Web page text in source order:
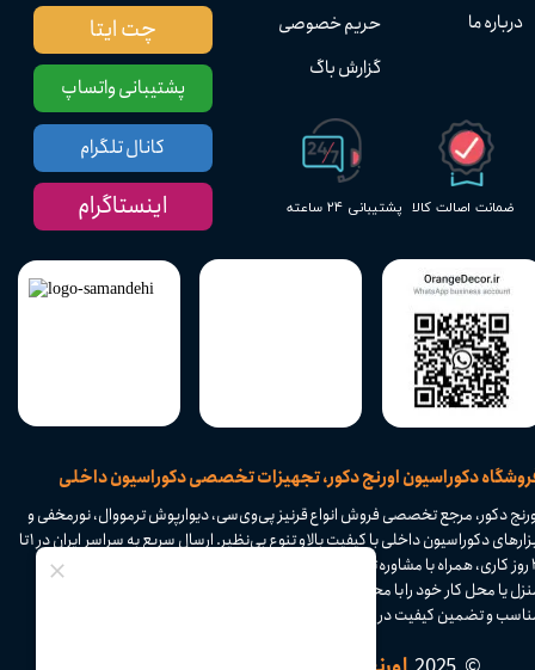
دکوراسیون اورنج دکور، تجهیزات تخصصی دکوراسیون داخلی
پشتیبانی ۲۴ ساعته ضمانت اصالت کالا
حریم خصوصی
گزارش باگ
درباره ما
دکور، مرجع تخصصی فروش انواع قرنیز پی‌وی‌سی، دیوارپوش ترمووال، نورمخفی و
ابزارهای دکوراسیون داخلی با کیفیت بالا و تنوع بی‌نظیر. ارسال سریع به سراسر ایران در ۱ تا
۴ روز کاری، همراه با مشاوره تخصصی و پشتیبانی حرفه‌ای. با اورنج دکور، فضای داخلی
یا محل کار خود را با محصولات مدرن و کاربردی متحول کنید. خرید آسان، قیمت
و تضمین کیفیت در فروشگاه اینترنتی اورنج دکور.​​​​​​​
پشتیبانی واتساپ
چت ایتا
کانال تلگرام
اینستاگرام